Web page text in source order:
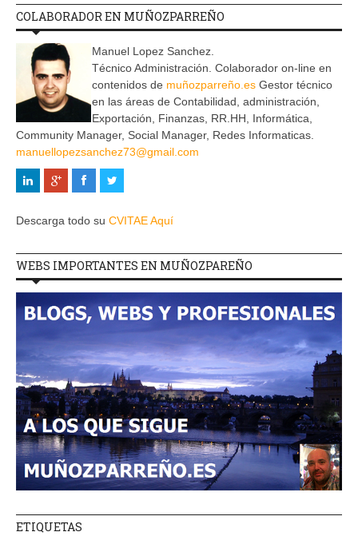
COLABORADOR EN MUÑOZPARREÑO
Manuel Lopez Sanchez.
Técnico Administración. Colaborador on-line en
contenidos de muñozparreño.es Gestor técnico
en las áreas de Contabilidad, administración,
Exportación, Finanzas, RR.HH, Informática,
Community Manager, Social Manager, Redes Informaticas.
manuellopezsanchez73@gmail.com
Descarga todo su CVITAE Aquí
WEBS IMPORTANTES EN MUÑOZPAREÑO
ETIQUETAS